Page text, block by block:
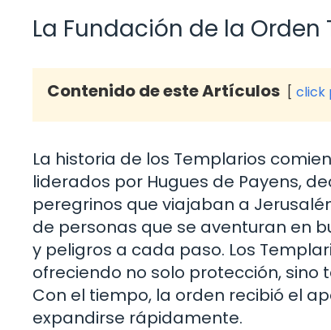
La Fundación de la Orden
Contenido de este Artículos click
La historia de los Templarios
liderados por Hugues de Payens,
peregrinos que viajaban a
de personas que se aventuran en
y peligros a cada paso. Los
ofreciendo no solo protección,
Con el tiempo, la orden recibió el
expandirse rápidamente.